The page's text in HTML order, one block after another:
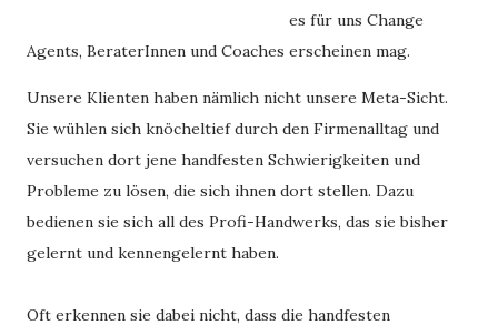
es für uns Change
Agents, BeraterInnen und Coaches erscheinen mag.
Unsere Klienten haben nämlich nicht unsere Meta-Sicht.
Sie wühlen sich knöcheltief durch den Firmenalltag und
versuchen dort jene handfesten Schwierigkeiten und
Probleme zu lösen, die sich ihnen dort stellen. Dazu
bedienen sie sich all des Profi-Handwerks, das sie bisher
gelernt und kennengelernt haben.
Oft erkennen sie dabei nicht, dass die handfesten